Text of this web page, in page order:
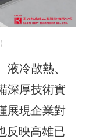
冷散熱、
深厚技術實
展現企業對
反映高雄已